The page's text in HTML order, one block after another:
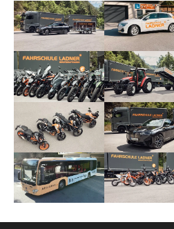
Show larger version for:Show larger
Show larger version for:Show larger
Show larger version for:Show larger
Show larger version for:Show larger